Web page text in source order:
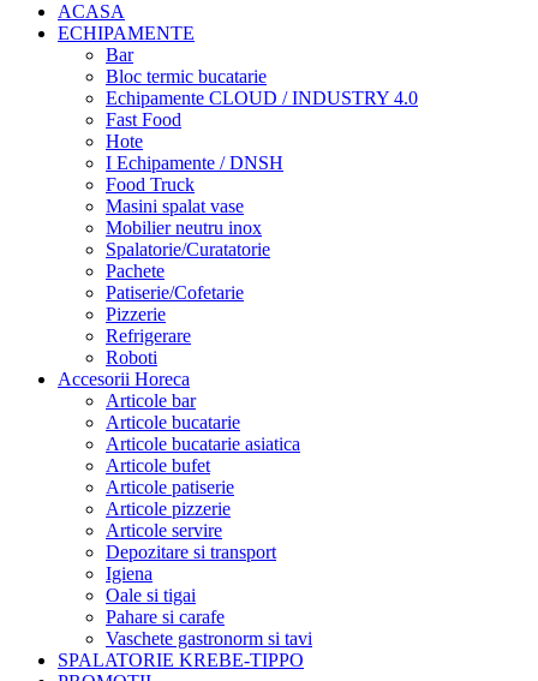
ACASA
ECHIPAMENTE
Bar
Bloc termic bucatarie
Echipamente CLOUD / INDUSTRY 4.0
Fast Food
Hote
I Echipamente / DNSH
Food Truck
Masini spalat vase
Mobilier neutru inox
Spalatorie/Curatatorie
Pachete
Patiserie/Cofetarie
Pizzerie
Refrigerare
Roboti
Accesorii Horeca
Articole bar
Articole bucatarie
Articole bucatarie asiatica
Articole bufet
Articole patiserie
Articole pizzerie
Articole servire
Depozitare si transport
Igiena
Oale si tigai
Pahare si carafe
Vaschete gastronorm si tavi
SPALATORIE KREBE-TIPPO